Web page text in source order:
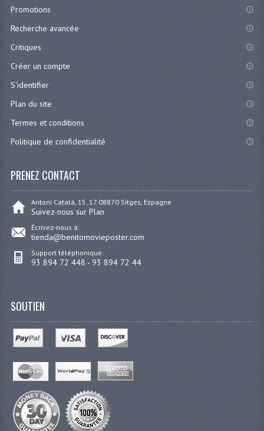
Promotions
Recherche avancée
Critiques
Créer un compte
S'identifier
Plan du site
Termes et conditions
Politique de confidentialité
PRENEZ CONTACT
Antoni Catalá, 15, 17 08870 Sitges, Espagne
Suivez-nous sur Plan
Écrivez-nous à:
tienda@benitomovieposter.com
Support téléphonique:
93 894 72 448 - 93 894 72 44
SOUTIEN